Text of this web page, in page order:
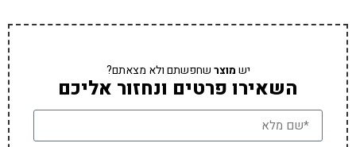
ישמוצרשחפשתם ולא מצאתם?
השאירו פרטים ונחזור אליכם